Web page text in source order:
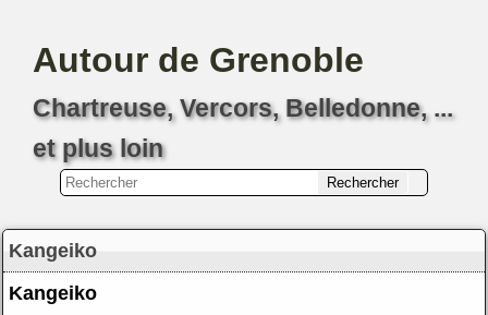
Autour de Grenoble
Chartreuse, Vercors, Belledonne, ...
et plus loin
Kangeiko
Kangeiko